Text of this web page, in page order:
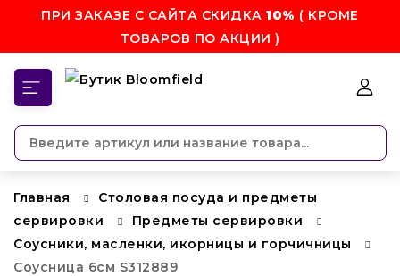
ПРИ ЗАКАЗЕ С САЙТА СКИДКА10% ( КРОМЕ
ТОВАРОВ ПО АКЦИИ )
Главная
Столовая посуда и предметы
сервировки
Предметы сервировки
Соусники, масленки, икорницы и горчичницы
Соусница 6см S312889